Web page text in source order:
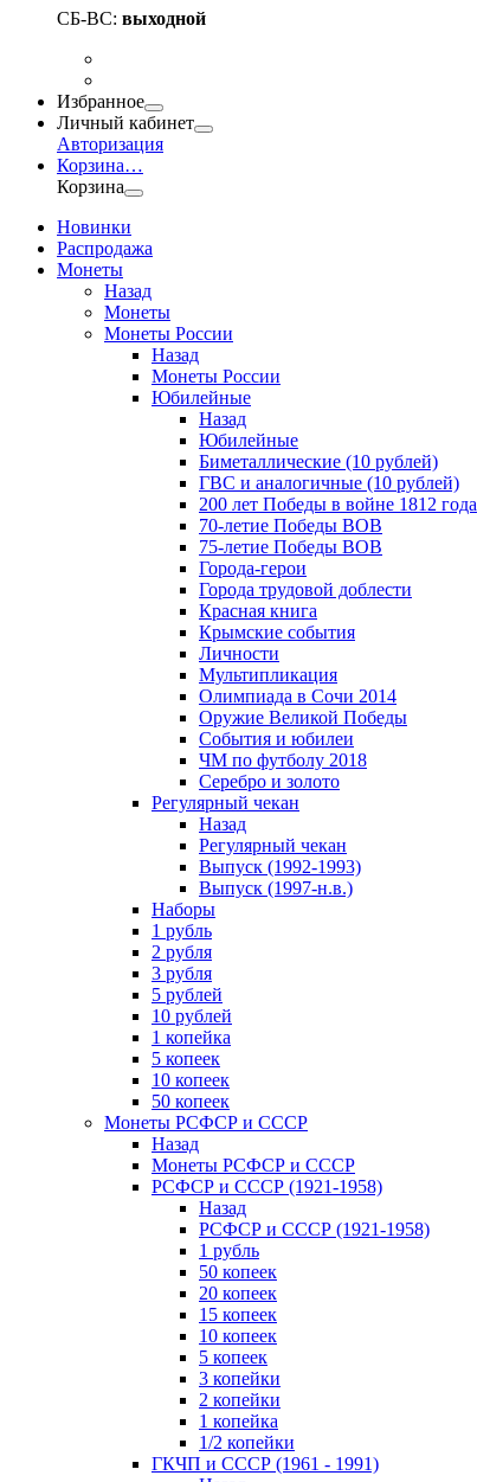
СБ-ВС: выходной
Избранное
Личный кабинет
Авторизация
Корзина…
Корзина
Новинки
Распродажа
Монеты
Назад
Монеты
Монеты России
Назад
Монеты России
Юбилейные
Назад
Юбилейные
Биметаллические (10 рублей)
ГВС и аналогичные (10 рублей)
200 лет Победы в войне 1812 года
70-летие Победы ВОВ
75-летие Победы ВОВ
Города-герои
Города трудовой доблести
Красная книга
Крымские события
Личности
Мультипликация
Олимпиада в Сочи 2014
Оружие Великой Победы
События и юбилеи
ЧМ по футболу 2018
Серебро и золото
Регулярный чекан
Назад
Регулярный чекан
Выпуск (1992-1993)
Выпуск (1997-н.в.)
Наборы
1 рубль
2 рубля
3 рубля
5 рублей
10 рублей
1 копейка
5 копеек
10 копеек
50 копеек
Монеты РСФСР и СССР
Назад
Монеты РСФСР и СССР
РСФСР и СССР (1921-1958)
Назад
РСФСР и СССР (1921-1958)
1 рубль
50 копеек
20 копеек
15 копеек
10 копеек
5 копеек
3 копейки
2 копейки
1 копейка
1/2 копейки
ГКЧП и СССР (1961 - 1991)